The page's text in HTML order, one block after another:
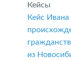
Кейсы
Кейс Ивана
из